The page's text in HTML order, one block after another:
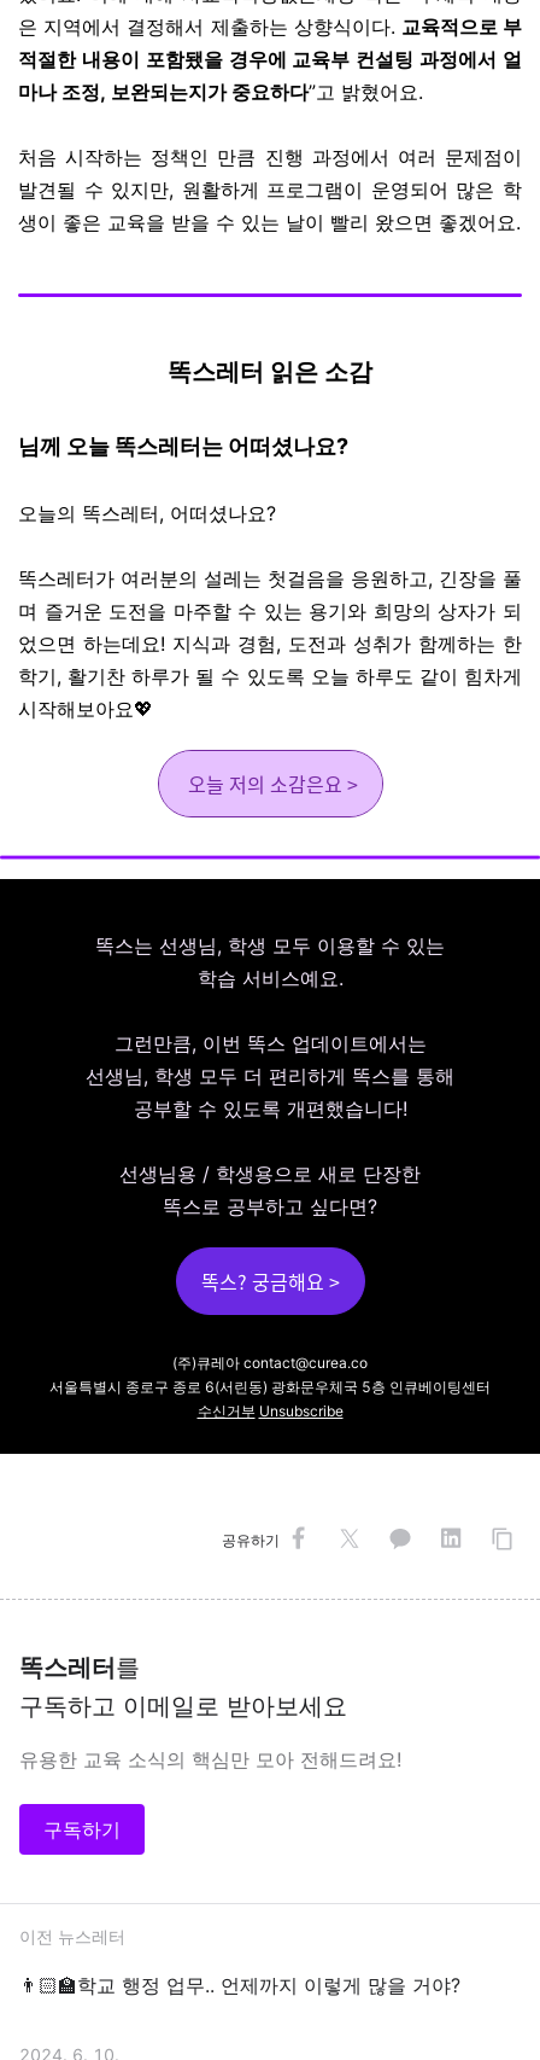
은 지역에서 결정해서 제출하는 상향식이다. 교육적으로 부
적절한 내용이 포함됐을 경우에 교육부 컨설팅 과정에서 얼
마나 조정, 보완되는지가 중요하다”고 밝혔어요.
처음 시작하는 정책인 만큼 진행 과정에서 여러 문제점이
발견될 수 있지만, 원활하게 프로그램이 운영되어 많은 학
생이 좋은 교육을 받을 수 있는 날이 빨리 왔으면 좋겠어요.
똑스레터 읽은 소감
님께 오늘 똑스레터는 어떠셨나요?
오늘의 똑스레터, 어떠셨나요?
똑스레터가 여러분의 설레는 첫걸음을 응원하고, 긴장을 풀
며 즐거운 도전을 마주할 수 있는 용기와 희망의 상자가 되
었으면 하는데요! 지식과 경험, 도전과 성취가 함께하는 한
학기, 활기찬 하루가 될 수 있도록 오늘 하루도 같이 힘차게
시작해보아요💖
오늘 저의 소감은요 >
똑스는 선생님, 학생 모두 이용할 수 있는
학습 서비스예요.
그런만큼, 이번 똑스 업데이트에서는
선생님, 학생 모두 더 편리하게 똑스를 통해
공부할 수 있도록 개편했습니다!
선생님용 / 학생용으로 새로 단장한
똑스로 공부하고 싶다면?
똑스? 궁금해요 >
(주)큐레아 contact@curea.co
서울특별시 종로구 종로 6(서린동) 광화문우체국 5층 인큐베이팅센터
수신거부 Unsubscribe
공유하기
똑스레터를
구독하고 이메일로 받아보세요
유용한 교육 소식의 핵심만 모아 전해드려요!
구독하기
이전 뉴스레터
👨🏻‍🏫학교 행정 업무.. 언제까지 이렇게 많을 거야?
2024. 6. 10.